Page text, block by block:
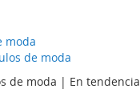
moda
de moda
de moda | En tendencia